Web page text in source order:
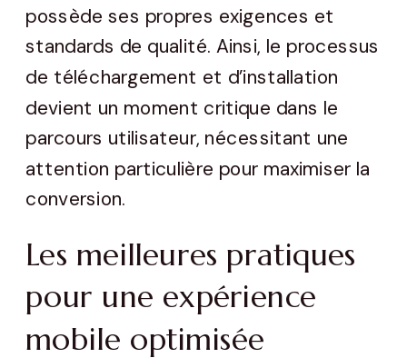
possède ses propres exigences et
standards de qualité. Ainsi, le processus
de téléchargement et d’installation
devient un moment critique dans le
parcours utilisateur, nécessitant une
attention particulière pour maximiser la
conversion.
Les meilleures pratiques
pour une expérience
mobile optimisée